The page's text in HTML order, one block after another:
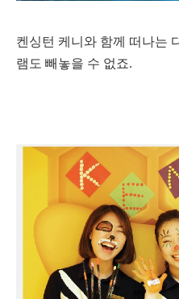
켄싱턴 케니와 함께 떠나는
램도 빼놓을 수 없죠.